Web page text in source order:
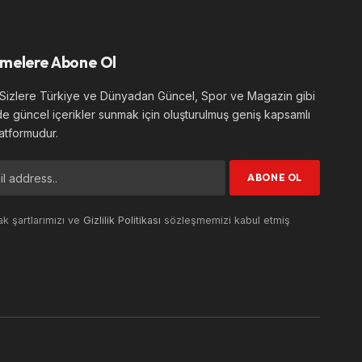
Abone Ol
Türkiye ve Dünyadan Güncel, Spor ve Magazin gibi
güncel içerikler sunmak için oluşturulmuş geniş kapsamlı
şartlarımızı ve Gizlilik Politikası sözleşmemizi kabul etmiş